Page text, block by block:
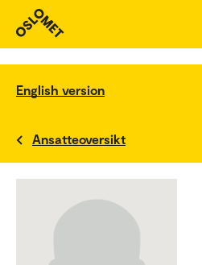
English version
Ansatteoversikt